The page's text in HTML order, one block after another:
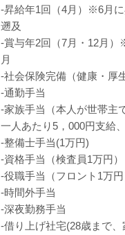
-昇給年1回（4月）※6月
遡及
-賞与年2回（7月・12月）
月
-社会保険完備（健康・厚
-通勤手当
-家族手当（本人が世帯主
一人あたり5，000円支給
-整備士手当(1万円)
-資格手当（検査員1万円）
-役職手当（フロント1万円
-時間外手当
-深夜勤務手当
-借り上げ社宅(28歳まで